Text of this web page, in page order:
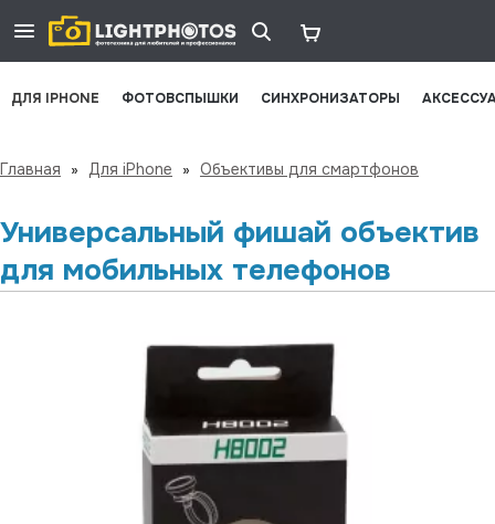
ДЛЯ IPHONE ФОТОВСПЫШКИ СИНХРОНИЗАТОРЫ
Главная » Для iPhone » Объективы для смартфонов
Универсальный фишай объектив
для мобильных телефонов